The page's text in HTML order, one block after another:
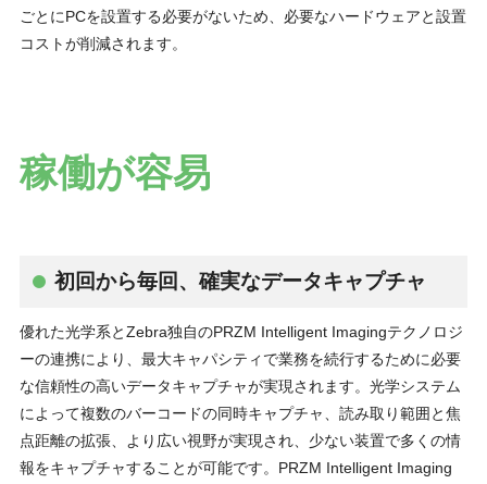
ごとにPCを設置する必要がないため、必要なハードウェアと設置
コストが削減されます。
稼働が容易
初回から毎回、確実なデータキャプチャ
優れた光学系とZebra独自のPRZM Intelligent Imagingテクノロジ
ーの連携により、最大キャパシティで業務を続行するために必要
な信頼性の高いデータキャプチャが実現されます。光学システム
によって複数のバーコードの同時キャプチャ、読み取り範囲と焦
点距離の拡張、より広い視野が実現され、少ない装置で多くの情
報をキャプチャすることが可能です。PRZM Intelligent Imaging